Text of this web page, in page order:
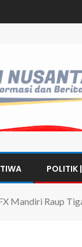
POLITIK
Mandiri Raup